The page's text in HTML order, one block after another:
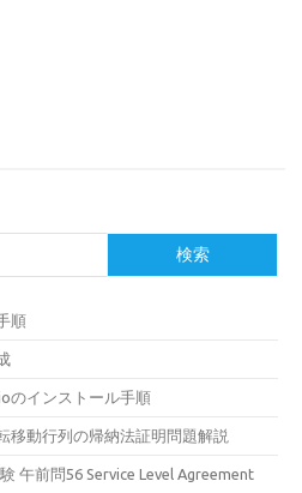
検索
順
のインストール手順
移動行列の帰納法証明問題解説
午前問56 Service Level Agreement